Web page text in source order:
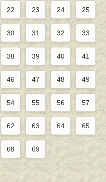
22 23 24 25
30 31 32 33
38 39 40 41
46 47 48 49
54 55 56 57
62 63 64 65
68 69